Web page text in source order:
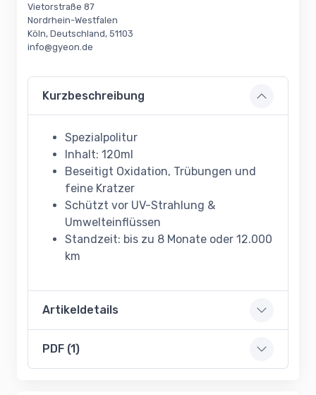
Vietorstraße 87
Nordrhein-Westfalen
Köln, Deutschland, 51103
info@gyeon.de
Kurzbeschreibung
Spezialpolitur
Inhalt: 120ml
Beseitigt Oxidation, Trübungen und
feine Kratzer
Schützt vor UV-Strahlung &
Umwelteinflüssen
Standzeit: bis zu 8 Monate oder 12.000
km
Artikeldetails
PDF (1)